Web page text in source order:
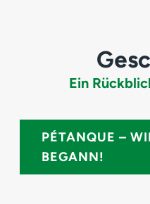
Ein
PÉTANQUE –
BEGANN!